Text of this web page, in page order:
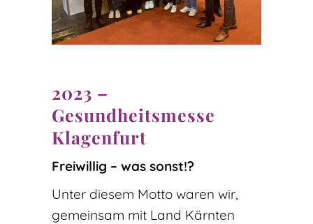
2023 –
Gesundheitsmesse
Klagenfurt
Freiwillig – was sonst!?
Unter diesem Motto waren wir,
gemeinsam mit Land Kärnten